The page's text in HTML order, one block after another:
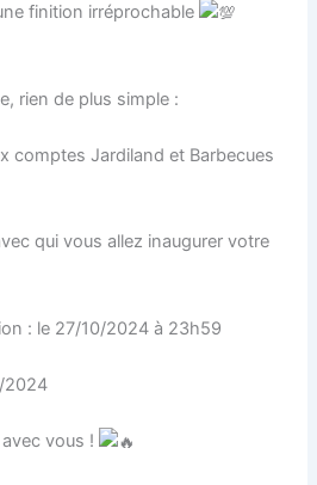
finition irréprochable
rien de plus simple :
comptes Jardiland et Barbecues
qui vous allez inaugurer votre
: le 27/10/2024 à 23h59
2024
avec vous !